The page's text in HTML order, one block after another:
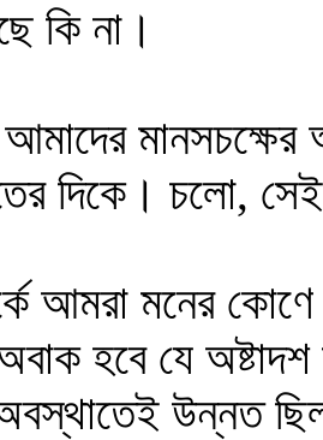
কি না।
আমাদের
দিকে। চলো,
আমরা মনের
হবে যে অষ্টাদশ
উন্নত ছিল